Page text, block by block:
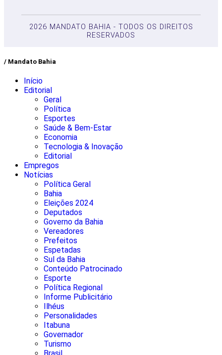
2026 MANDATO BAHIA - TODOS OS DIREITOS
RESERVADOS
/ Mandato Bahia
Início
Editorial
Geral
Política
Esportes
Saúde & Bem-Estar
Economia
Tecnologia & Inovação
Editorial
Empregos
Notícias
Política Geral
Bahia
Eleições 2024
Deputados
Governo da Bahia
Vereadores
Prefeitos
Espetadas
Sul da Bahia
Conteúdo Patrocinado
Esporte
Política Regional
Informe Publicitário
Ilhéus
Personalidades
Itabuna
Governador
Turismo